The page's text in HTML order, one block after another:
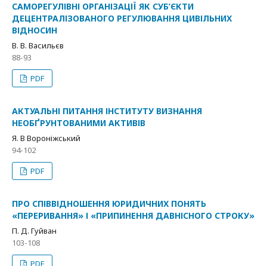
САМОРЕГУЛІВНІ ОРГАНІЗАЦІЇ ЯК СУБ’ЄКТИ
ДЕЦЕНТРАЛІЗОВАНОГО РЕГУЛЮВАННЯ ЦИВІЛЬНИХ
ВІДНОСИН
В. В. Васильєв
88-93
PDF
АКТУАЛЬНІ ПИТАННЯ ІНСТИТУТУ ВИЗНАННЯ
НЕОБҐРУНТОВАНИМИ АКТИВІВ
Я. В Вороніжський
94-102
PDF
ПРО СПІВВІДНОШЕННЯ ЮРИДИЧНИХ ПОНЯТЬ
«ПЕРЕРИВАННЯ» І «ПРИПИНЕННЯ ДАВНІСНОГО СТРОКУ»
П. Д. Гуйван
103-108
PDF